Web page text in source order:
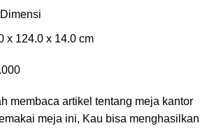
x 124.0 x 14.0 сm
membaca artikel tentang meja kantor
meja ini, Kau bisa menghasilkan